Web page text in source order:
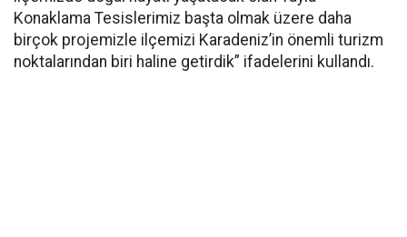
Konaklama Tesislerimiz başta olmak üzere daha
birçok projemizle ilçemizi Karadeniz’in önemli turizm
noktalarından biri haline getirdik” ifadelerini kullandı.